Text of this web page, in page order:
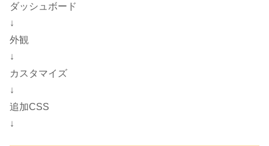
ダッシュボード
↓
外観
↓
カスタマイズ
↓
追加CSS
↓